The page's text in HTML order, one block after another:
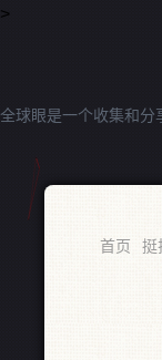
>
全球眼是一个收集和分
首页 挺